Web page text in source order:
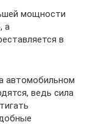
мощности
а
в
автомобильном
ведь сила